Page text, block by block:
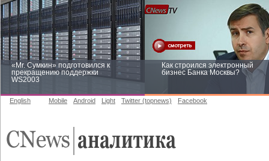
«Mr. Сумкин» подготовился к
прекращению поддержки
WS2003
Как строился электронный
бизнес Банка Москвы?
English Mobile Android Light Twitter (topnews) Facebook